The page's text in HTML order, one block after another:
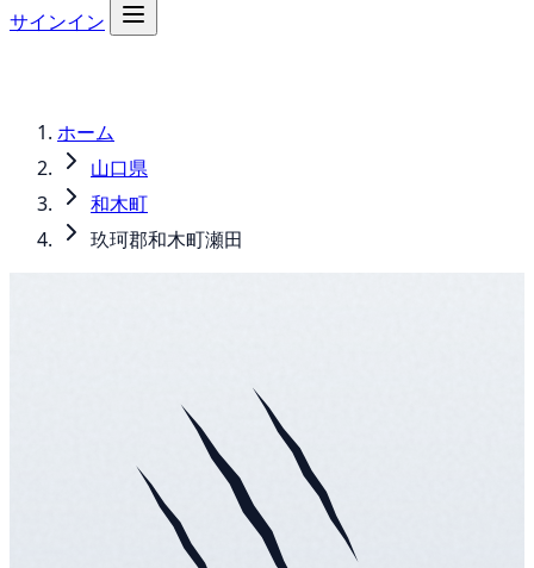
サインイン
ホーム
山口県
和木町
玖珂郡和木町瀬田